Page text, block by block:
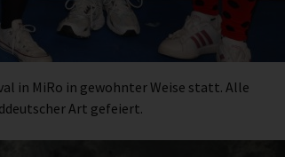
in MiRo in gewohnter Weise statt. Alle
Art gefeiert.